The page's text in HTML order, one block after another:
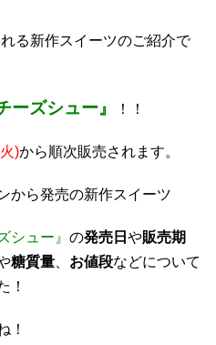
る新作スイーツのご紹介で
ーズシュー』 ！！
)から順次販売されます。
から発売の新作スイーツ
シュー』 の発売日 や販売期
糖質量 お値段などについて
！
！